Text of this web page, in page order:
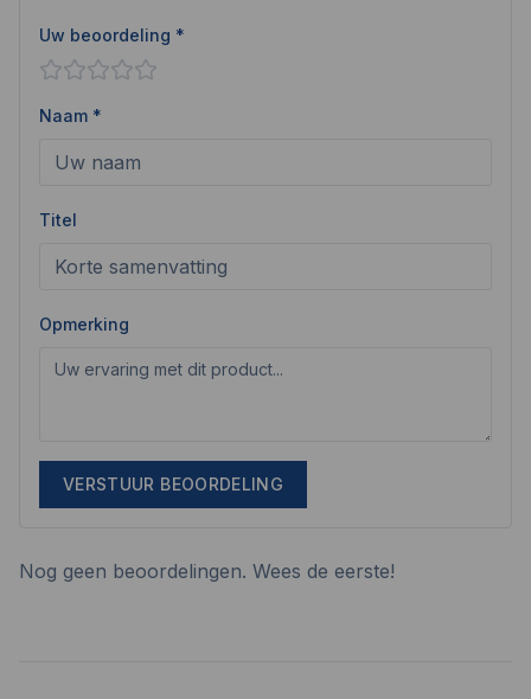
Uw beoordeling *
Naam *
Titel
Opmerking
VERSTUUR BEOORDELING
Nog geen beoordelingen. Wees de eerste!